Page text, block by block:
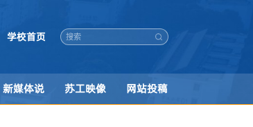
学校首页
新媒体说 苏工映像 网站投稿